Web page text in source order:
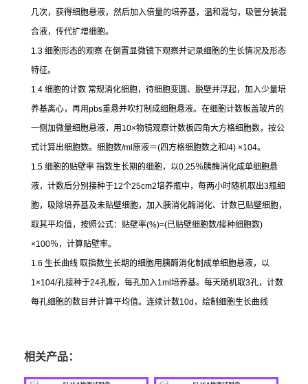
几次，获得细胞悬液，然后加入倍量的培养基，温和混匀，吸管分装混
合液，传代扩增细胞。
1.3 细胞形态的观察 在倒置显微镜下观察并记录细胞的生长情况及形态
特征。
1.4 细胞的计数 常规消化细胞，待细胞变圆、脱壁并浮起，加入少量培
养基离心，再用pbs重悬并吹打制成细胞悬液。在细胞计数板盖玻片的
一侧加微量细胞悬液，用 10×物镜观察计数板四角大方格细胞数，按公
式计算出细胞数。细胞数/ml 原液＝(四方格细胞数之和/4) ×104。
1.5 细胞的贴壁率 指数生长期的细胞，以0.25％胰酶消化成单细胞悬
液，计数后分别接种于12个25cm2培养瓶中，每两小时随机取出3瓶细
胞，吸除培养基及未贴壁细胞，加入胰消化酶消化、计数已贴壁细胞，
取其平均值，按照公式：贴壁率(%)=(已贴壁细胞数/接种细胞数)
×100％，计算贴壁率。
1.6 生长曲线 取指数生长期的细胞用胰酶消化制成单细胞悬液，以
1×104/孔接种于24孔板，每孔加入1ml 培养基。每天随机取3孔，计数
每孔细胞的数目并计算平均值。连续计数10d ，绘制细胞生长曲线
相关产品：